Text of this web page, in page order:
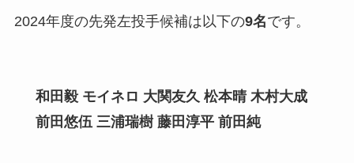
2024年度の先発左投手候補は以下の9名です。
和田毅 モイネロ 大関友久 松本晴 木村大成
前田悠伍 三浦瑞樹 藤田淳平 前田純